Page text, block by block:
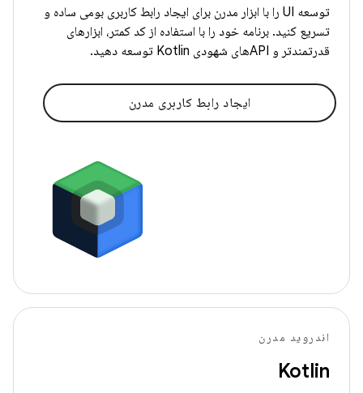
توسعه UI را با ابزار مدرن برای ایجاد رابط کاربری بومی ساده و
تسریع کنید. برنامه خود را با استفاده از کد کمتر، ابزارهای
قدرتمندتر و APIهای شهودی Kotlin توسعه دهید.
ایجاد رابط کاربری مدرن
اندروید مدرن
Kotlin